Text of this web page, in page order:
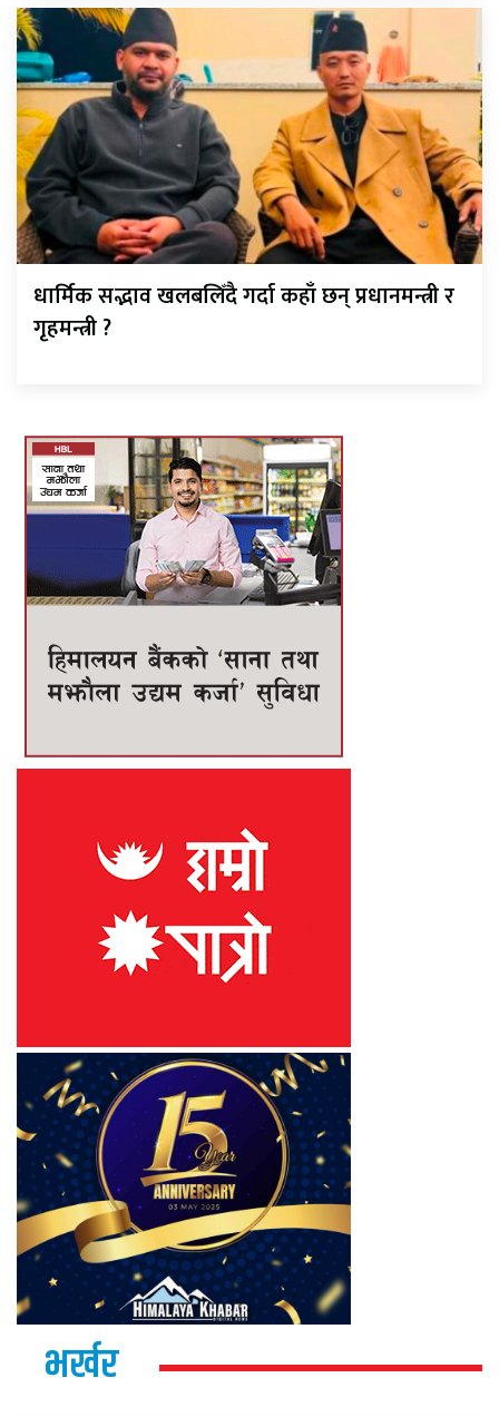
धार्मिक सद्भाव खलबलिँदै गर्दा कहाँ छन् प्रधानमन्त्री र
गृहमन्त्री ?
भर्खर